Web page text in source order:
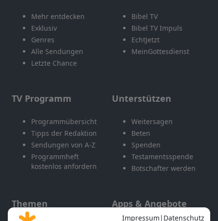
Mehr entdecken
Exklusiv
Genres
Alle Sendungen
Letzte Chance
Bibel TV
Bibel TV Impuls
EchtJetzt
MeinGottesdienst
TV Programm
Programmübersicht
Tipps der Redaktion
Sendungen von A-Z
Programmheft
kostenlos anfordern
Unterstützen
Weitersagen
Beten
Spenden
Testamentsspende
Botschafter werden
Themen Apps & Angebote